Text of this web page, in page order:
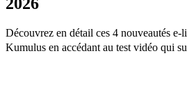
Découvrez en détail ces 4 nouveautés e-
Kumulus en accédant au test vidéo qui